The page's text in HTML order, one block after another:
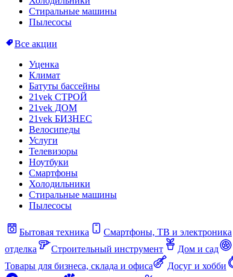
Стиральные машины
Пылесосы
Все акции
Уценка
Климат
Батуты бассейны
21vek СТРОЙ
21vek ДОМ
21vek БИЗНЕС
Велосипеды
Услуги
Телевизоры
Ноутбуки
Смартфоны
Холодильники
Стиральные машины
Пылесосы
Бытовая техника Смартфоны, ТВ и электроника
отделка
Строительный инструмент Дом и сад
Товары для бизнеса, склада и офиса
Досуг и хобби